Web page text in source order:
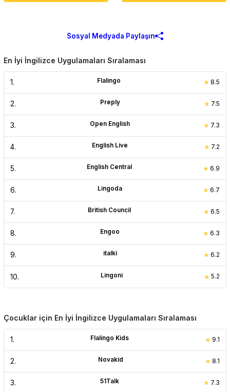
Sosyal Medyada Paylaşın
En İyi İngilizce Uygulamaları Sıralaması
1. Flalingo 8.5
2. Preply 7.5
3. Open English 7.3
4. English Live 7.2
5. English Central 6.9
6. Lingoda 6.7
7. British Council 6.5
8. Engoo 6.3
9. italki 6.2
10. Lingoni 5.2
Çocuklar için En İyi İngilizce Uygulamaları Sıralaması
1. Flalingo Kids 9.1
2. Novakid 8.1
3. 51Talk 7.3